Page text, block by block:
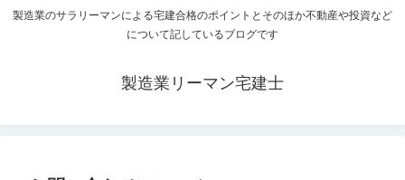
製造業のサラリーマンによる宅建合格のポイントとそのほか不動産や投資など
について記しているブログです
製造業リーマン宅建士